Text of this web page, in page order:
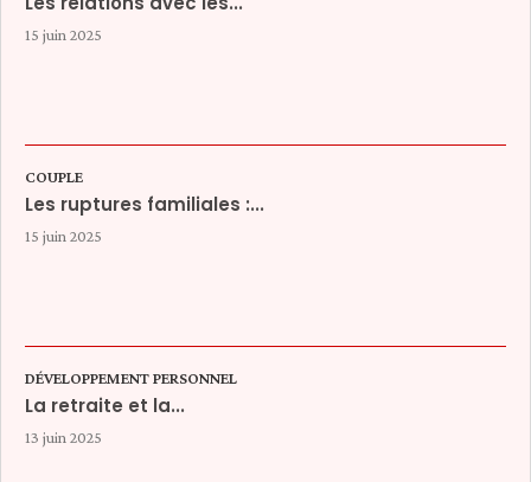
15 juin 2025
COUPLE
Les ruptures familiales :...
15 juin 2025
DÉVELOPPEMENT PERSONNEL
La retraite et la...
13 juin 2025